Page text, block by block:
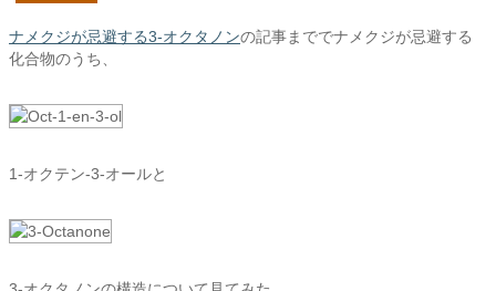
ナメクジが忌避する3-オクタノンの記事まででナメクジが忌避する
化合物のうち、
1-オクテン-3-オールと